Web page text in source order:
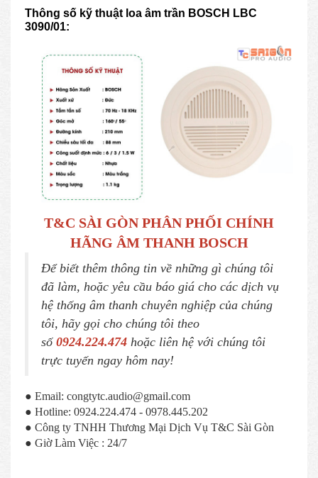
Thông số kỹ thuật loa âm trần BOSCH LBC
3090/01:
T&C SÀI GÒN PHÂN PHỐI CHÍNH
HÃNG ÂM THANH BOSCH
Để biết thêm thông tin về những gì chúng tôi
đã làm, hoặc yêu cầu báo giá cho các dịch vụ
hệ thống âm thanh chuyên nghiệp của chúng
tôi, hãy gọi cho chúng tôi theo
số 0924.224.474 hoặc liên hệ với chúng tôi
trực tuyến ngay hôm nay!
● Email: congtytc.audio@gmail.com
● Hotline: 0924.224.474 - 0978.445.202
● Công ty TNHH Thương Mại Dịch Vụ T&C Sài Gòn
● Giờ Làm Việc : 24/7